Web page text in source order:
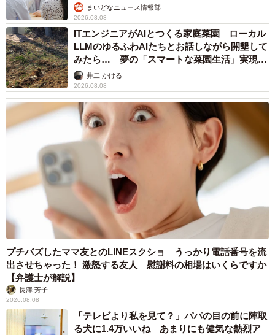
6/11
ワックスちゃう！ポマードや！（まがみさん提供）
口裂け女を目の前に、驚いたサラリーマンは「きさらぎ駅
だーッ！」と口裂け女とは別の都市伝説の名を叫びます。
さらに本来は「ポマード」という言葉を嫌うとされている
口裂け女に対して「ワックス！ワックス！ワックス！」と
「惜しい言葉」を連呼します。この対応を見て口裂け女は
「こいつちょっとずつズレてるな」と呆れてつぶやくので
した。
まいどなニュース情報部
2026.08.08
ITエンジニアがAIとつくる家庭菜園 ローカル
LLMのゆるふわAIたちとお話しながら開墾して
みたら… 夢の「スマートな菜園生活」実現な
るか井二 かける
2026.08.08
プチバズしたママ友とのLINEスクショ うっかり電話番号を流
出させちゃった！ 激怒する友人 慰謝料の相場はいくらですか
【弁護士が解説】
長澤 芳子
2026.08.08
「テレビより私を見て？」パパの目の前に陣取
る犬に1.4万いいね あまりにも健気な熱烈ア